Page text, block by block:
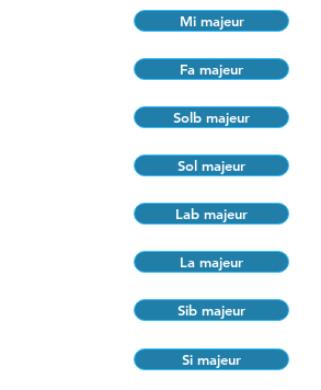
Mi majeur
Fa majeur
Solb majeur
Sol majeur
Lab majeur
La majeur
Sib majeur
Si majeur